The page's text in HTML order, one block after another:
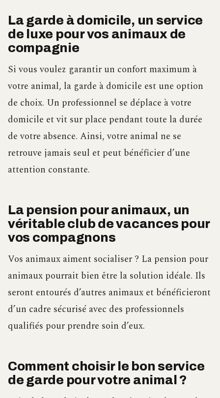
La garde à domicile, un service
de luxe pour vos animaux de
compagnie
Si vous voulez garantir un confort maximum à
votre animal, la garde à domicile est une option
de choix. Un professionnel se déplace à votre
domicile et vit sur place pendant toute la durée
de votre absence. Ainsi, votre animal ne se
retrouve jamais seul et peut bénéficier d’une
attention constante.
La pension pour animaux, un
véritable club de vacances pour
vos compagnons
Vos animaux aiment socialiser ? La pension pour
animaux pourrait bien être la solution idéale. Ils
seront entourés d’autres animaux et bénéficieront
d’un cadre sécurisé avec des professionnels
qualifiés pour prendre soin d’eux.
Comment choisir le bon service
de garde pour votre animal ?